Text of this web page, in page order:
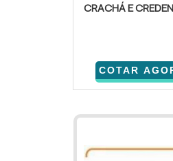
CRACHÁ E
COTAR